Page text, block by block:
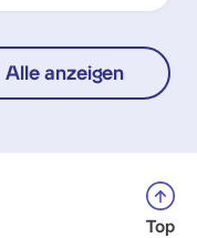
Alle anzeigen
Top